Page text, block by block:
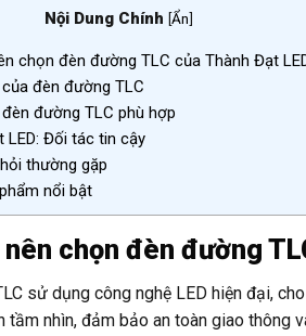
Nội Dung Chính [Ẩn]
chọn đèn đường TLC của Thành Đạt
đèn đường TLC
đường TLC phù hợp
Đối tác tin cậy
thường gặp
nổi bật
chọn đèn đường
sử dụng công nghệ LED hiện đại,
tầm nhìn, đảm bảo an toàn giao thông